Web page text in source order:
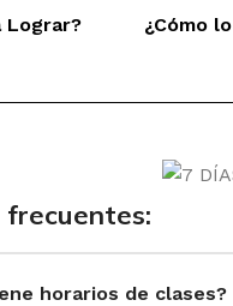
Lograr? ¿Cómo
horarios de clases?